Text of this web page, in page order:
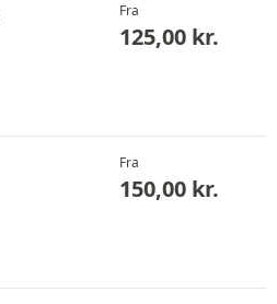
Fra
125,00 kr.
Fra
150,00 kr.